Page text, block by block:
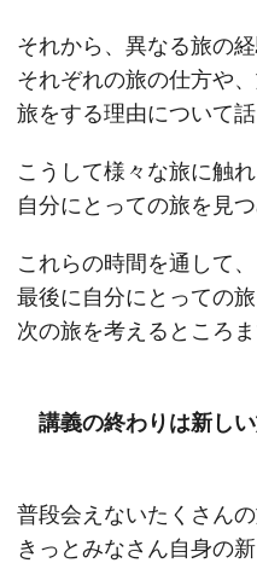
それから、異なる旅の経
それぞれの旅の仕方や、
旅をする理由について話
こうして様々な旅に触れ
自分にとっての旅を見つ
これらの時間を通して、
最後に自分にとっての旅
次の旅を考えるところま
講義の終わりは新し
普段会えないたくさんの
きっとみなさん自身の新